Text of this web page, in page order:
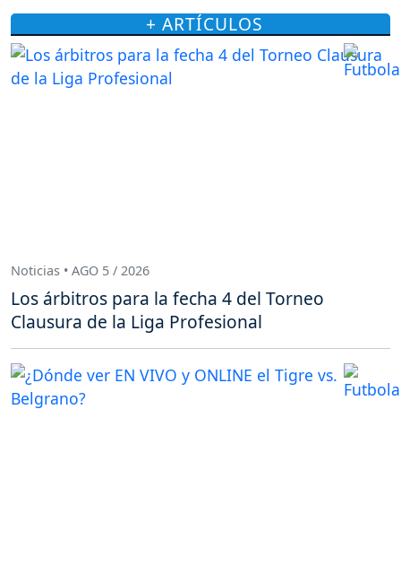
+ ARTÍCULOS
Noticias • AGO 5 / 2026
Los árbitros para la fecha 4 del Torneo
Clausura de la Liga Profesional